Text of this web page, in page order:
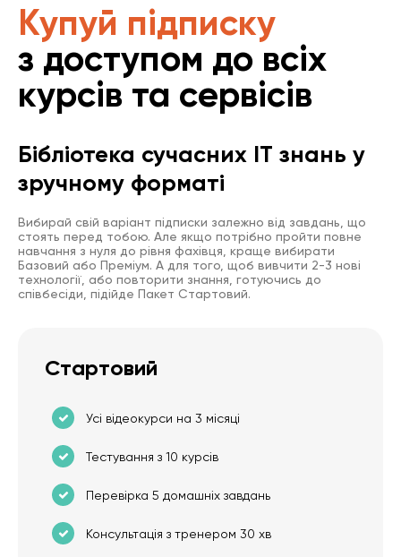
Купуй підписку
з доступом до всіх
курсів та сервісів
Бібліотека сучасних IT знань у
зручному форматі
Вибирай свій варіант підписки залежно від завдань, що
стоять перед тобою. Але якщо потрібно пройти повне
навчання з нуля до рівня фахівця, краще вибирати
Базовий або Преміум. А для того, щоб вивчити 2-3 нові
технології, або повторити знання, готуючись до
співбесіди, підійде Пакет Стартовий.
Стартовий
Усі відеокурси на 3 місяці
Тестування з 10 курсів
Перевірка 5 домашніх завдань
Консультація з тренером 30 хв